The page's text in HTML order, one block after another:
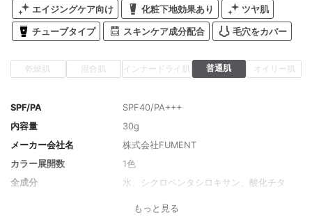
エイジングケア向け 化粧下地効果あり ツヤ肌
チューブタイプ スキンケア成分配合 毛穴をカバー
乾燥肌 混合肌 インナードライ肌 普通肌 オイリー肌
SPF/PA
SPF40/PA+++
内容量
30g
メーカー会社名
株式会社FUMENT
カラー展開数
1色
全成分
水、シクロペンタシロキサン、酸化チタ
G、シリカ、PEG-10ジメチコン、合成金雲
もっと見る